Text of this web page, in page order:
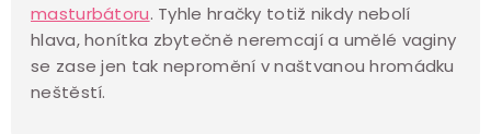
masturbátoru. Tyhle hračky totiž nikdy nebolí
hlava, honítka zbytečně neremcají a umělé vaginy
se zase jen tak nepromění v naštvanou hromádku
neštěstí.